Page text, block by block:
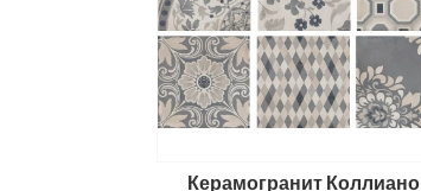
Керамогранит Коллиано